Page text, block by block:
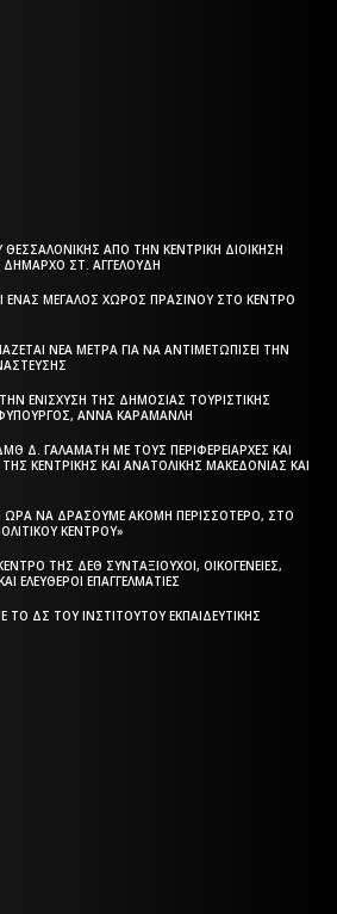
ΘΕΣΣΑΛΟΝΊΚΗΣ ΑΠΌ ΤΗΝ ΚΕΝΤΡΙΚΉ ΔΙΟΊΚΗΣΗ
ΣΤ. ΑΓΓΕΛΟΎΔΗ
ΈΝΑΣ ΜΕΓΆΛΟΣ ΧΏΡΟΣ ΠΡΑΣΊΝΟΥ ΣΤΟ ΚΈΝΤΡΟ
ΝΈΑ ΜΈΤΡΑ ΓΙΑ ΝΑ ΑΝΤΙΜΕΤΩΠΊΣΕΙ ΤΗΝ
ΕΝΊΣΧΥΣΗ ΤΗΣ ΔΗΜΌΣΙΑΣ ΤΟΥΡΙΣΤΙΚΉΣ
ΆΝΝΑ ΚΑΡΑΜΑΝΛΉ
Δ. ΓΑΛΑΜΆΤΗ ΜΕ ΤΟΥΣ ΠΕΡΙΦΕΡΕΙΆΡΧΕΣ ΚΑΙ
ΚΕΝΤΡΙΚΉΣ ΚΑΙ ΑΝΑΤΟΛΙΚΉΣ ΜΑΚΕΔΟΝΊΑΣ ΚΑΙ
ΏΡΑ ΝΑ ΔΡΆΣΟΥΜΕ ΑΚΌΜΗ ΠΕΡΙΣΣΌΤΕΡΟ, ΣΤΟ
ΚΈΝΤΡΟΥ»
ΤΗΣ ΔΕΘ ΣΥΝΤΑΞΙΟΎΧΟΙ, ΟΙΚΟΓΈΝΕΙΕΣ,
ΕΛΕΎΘΕΡΟΙ ΕΠΑΓΓΕΛΜΑΤΊΕΣ
ΔΣ ΤΟΥ ΙΝΣΤΙΤΟΎΤΟΥ ΕΚΠΑΙΔΕΥΤΙΚΉΣ